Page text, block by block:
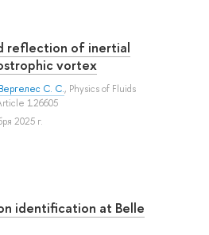
reflection of inertial
vortex
Вергелес С. С., Physics of Fluids
126605
2025 г.
identification at Belle